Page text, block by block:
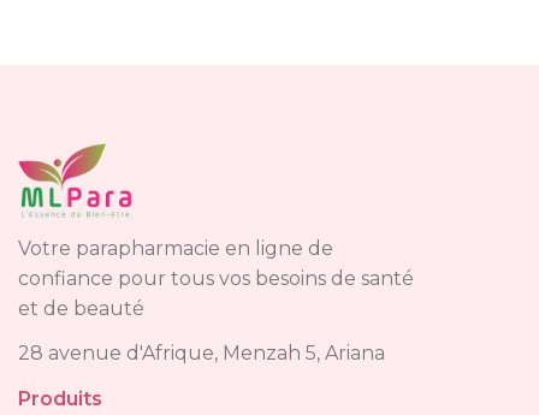
Votre parapharmacie en ligne de
confiance pour tous vos besoins de santé
et de beauté
28 avenue d'Afrique, Menzah 5, Ariana
Produits